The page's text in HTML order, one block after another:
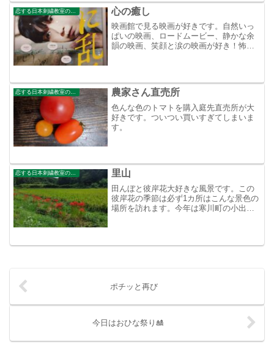
心の癒し
映画館で見る映画が好きです。自然いっ
ぱいの映画、ロードムービー、静かな余
韻の映画、笑顔と涙の映画が好き！怖い
役にはまっていて、あま...
恋する日本刺繍教室のブログ 農家さん直売所
色んな色のトマトを購入庭先直売所が大
好きです。ついつい買いすぎてしまいま
す。
恋する日本刺繍教室のブログ 里山
田んぼと彼岸花大好きな風景です。この
彼岸花の季節は必ず1カ所はこんな景色の
場所を訪れます。今年は寒川町の小出川
ポチッと再び
今日はおひな祭り🎎